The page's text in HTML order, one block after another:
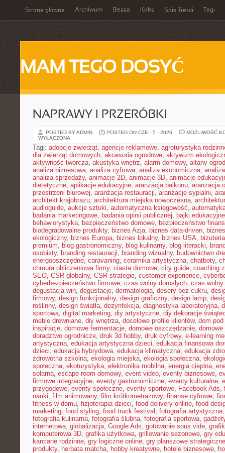
Strona główna Archiwum Bessa Koks Spis Treści Tagi
MAM TEGO DOSYĆ
NAPRAWY I PRZERÓBKI
POSTED BY ADMIN POSTED ON CZE - 5 - 2026
MOŻLIWOŚĆ
WYŁĄCZONA
Tagi: adopcje zwierząt, agencje reklamowe, agroturystyka
dla zwierząt domowych, akcesoria ogrodowe, aktywizm
aktywność twórcza, akustyka wnętrz, alarm domowy, altany
analiza biznesowa, analiza cyfrowa, analiza ekonomiczna,
analiza sprzedaży, animacje 2D, animacje 3D, animacje
dietetyczne, aplikacje edukacyjne, aranżacja balkonu, aranżacja
przestrzeni biurowej, aranżacja restauracji, aranżacje sypialni,
architekt krajobrazu, architektura miejska nowoczesna,
audioguide, aukcje sztuki, automatyczna księgowość,
badania marketingowe, badania opinii publicznej, bajki edukacyjne
behawiorystyka, bezpieczeństwo domowe, bezpieczeństwo
biodegradowalne produkty, biznes Azja, biznes data-driven,
ekologiczny, biznes Europa, biznes lokalny, biznes USA,
premium, blog gastronomiczny, blog kulinarny, blog literacki,
osobisty, branding restauracji, branding wizualny, budownictwo
energooszczędne, caravaning, ceramika artystyczna, chatboty,
chmura obliczeniowa firmy, ciasta domowe, city guide, coaching
SEO, CSR globalny, CSR strategie, customer experience,
cyberbezpieczeństwo firmowe, czas wolny dorosłych, czas
degustacja win, degustacje, dermatologia, desery bez cukru,
firmowy, design funkcjonalny, design graficzny, design lamp,
roślinny, design światła, dezynfekcja, diagnostyka laboratoryjna,
sportowa, digital marketing, diy artystyczne, diy dekoracje
meble drewniane, diy wnętrza, docelowe profile klientów, dom
inspiracje, domowe fermentacje, domowe oszczędzanie, domowe
doradztwo ogrodnicze, druk 3d hobby, druk cyfrowy, e-learning
artystyczna, edukacja artystyczna dzieci, edukacja finansowa
dzieci, edukacja hybrydowa, edukacja klimatyczna, edukacja
zdrowotna szkolna, ekologia miejska, ekologia społeczna,
społeczna, ekoturystyka, elektronika mobilna, energia cieplna,
solarna, escape room domowy, event video, eventy biznesowe,
firmowe integracyjne, eventy gastronomiczne, eventy kulturalne,
przygodowe, eventy społeczne, eventy sportowe, Facebook Ads,
nauki, film animowany, film krótkometrażowy, finanse cyfrowe,
fitness w domu, fizjoterapia dzieci, food delivery online, food
marketing, food styling, food truck festival , fotografia artystyczna
fotografia kulinarna, fotografia ślubna, fotografia sportowa,
internetowa, globalizacja, Google Ads, gotowanie sous vide,
komputerowa 3D, grafika użytkowa, grillowanie sezonowe, gry
karciane rodzinne, gry logiczne online, gry planszowe strategiczne
produkty, herbata matcha, hobby kreatywne, hotele biznesowe,